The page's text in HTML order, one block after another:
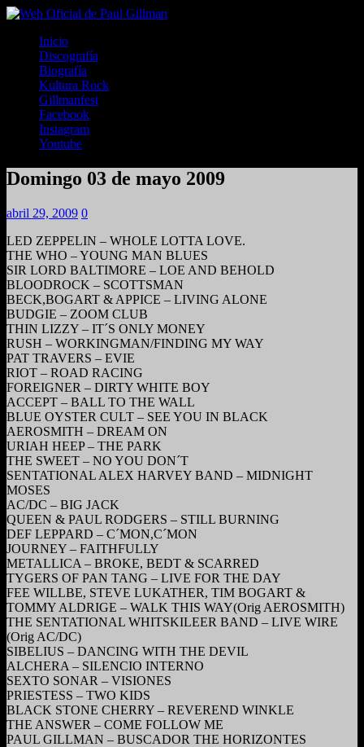
Inicio
Discografía
Biografía
Kultura Rock
Gillmanfest
Facebook
Instagram
Youtube
Domingo 03 de mayo 2009
abril 29, 2009 0
LED ZEPPELIN – WHOLE LOTTA LOVE.
THE WHO – YOUNG MAN BLUES
SIR LORD BALTIMORE – LOE AND BEHOLD
BLOODROCK – SCOTTSMAN
BECK,BOGART & APPICE – LIVING ALONE
BUDGIE – ZOOM CLUB
THIN LIZZY – IT´S ONLY MONEY
RUSH – WORKINGMAN/FINDING MY WAY
PAT TRAVERS – EVIE
RIOT – ROAD RACING
FOREIGNER – DIRTY WHITE BOY
ACCEPT – BALL TO THE WALL
BLUE OYSTER CULT – SEE YOU IN BLACK
AEROSMITH – DREAM ON
URIAH HEEP – THE PARK
THE SWEET – NO YOU DON´T
SENTATIONAL ALEX HARVEY BAND – MIDNIGHT
MOSES
AC/DC – BIG JACK
QUEEN & PAUL RODGERS – STILL BURNING
DEF LEPPARD – C´MON,C´MON
JOURNEY – FAITHFULLY
METALLICA – BROKE, BEDT & SCARRED
TYGERS OF PAN TANG – LIVE FOR THE DAY
FEE WILLBE, STEVE LUKATHER, TIM BOGART &
TOMMY ALDRIGE – WALK THIS WAY(Orig AEROSMITH)
THE SENTATIONAL WHITSKILEER BAND – LIVE WIRE
(Orig AC/DC)
SIBELIUS – DANCING WITH THE DEVIL
ALCHERA – SILENCIO INTERNO
SEXTO SONAR – VISIONES
PRIESTESS – TWO KIDS
BLACK STONE CHERRY – REVEREND WINKLE
THE ANSWER – COME FOLLOW ME
PAUL GILLMAN – BUSCADOR THE HORIZONTES